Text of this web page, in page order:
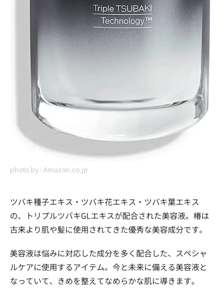
photo by : Amazon.co.jp
ツバキ種子エキス・ツバキ花エキス・ツバキ葉エキス
の、トリプルツバキGLエキスが配合された美容液。椿は
古来より肌や髪に使用されてきた優秀な美容成分です。
美容液は悩みに対応した成分を多く配合した、スペシャ
ルケアに使用するアイテム。今と未来に備える美容液と
なっていて、きめを整えてなめらかな肌に導きます。